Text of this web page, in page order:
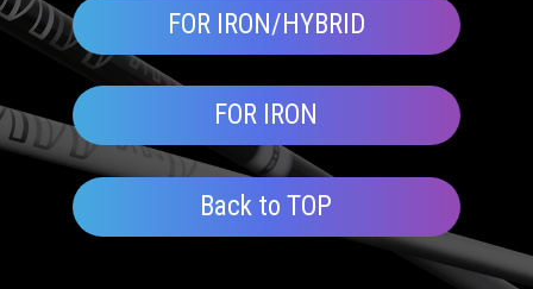
FOR IRON/HYBRID
FOR IRON
Back to TOP